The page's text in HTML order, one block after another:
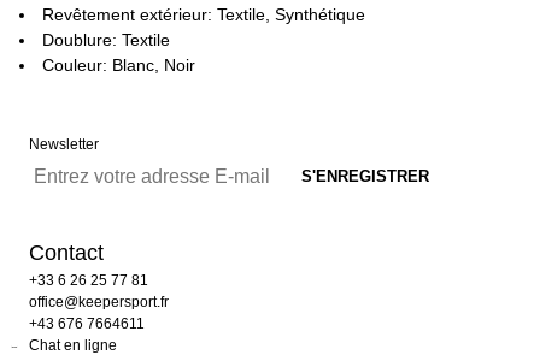
Revêtement extérieur: Textile, Synthétique
Doublure: Textile
Couleur: Blanc, Noir
Newsletter
Contact
+33 6 26 25 77 81
office@keepersport.fr
+43 676 7664611
Chat en ligne